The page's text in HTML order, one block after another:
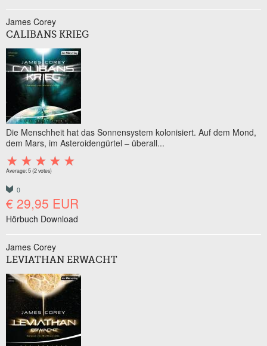
James Corey
CALIBANS KRIEG
Die Menschheit hat das Sonnensystem kolonisiert. Auf dem Mond,
dem Mars, im Asteroidengürtel – überall...
Average:5(2votes)
0
€ 29,95 EUR
Hörbuch Download
James Corey
LEVIATHAN ERWACHT